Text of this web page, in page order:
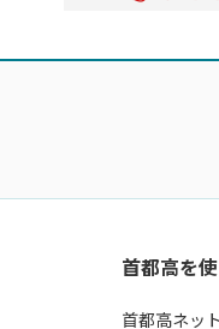
首都高を
首都高ネッ